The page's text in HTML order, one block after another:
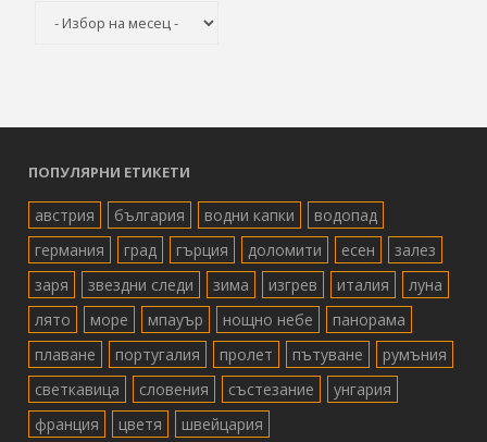
ПОПУЛЯРНИ ЕТИКЕТИ
австрия българия водни капки
водопад
германия
град гърция доломити есен
залез
заря
звездни следи зима изгрев италия
луна
лято
море мпауър нощно небе
панорама
плаване
португалия пролет пътуване
румъния
светкавица
словения състезание
унгария
франция
цветя швейцария